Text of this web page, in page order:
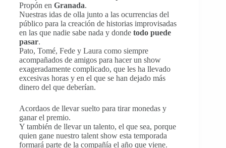
Propón en Granada.
Nuestras idas de olla junto a las ocurrencias del
público para la creación de historias improvisadas
en las que nadie sabe nada y donde todo puede
pasar.
Pato, Tomé, Fede y Laura como siempre
acompañados de amigos para hacer un show
exageradamente complicado, que les ha llevado
excesivas horas y en el que se han dejado más
dinero del que deberían.
Acordaos de llevar suelto para tirar monedas y
ganar el premio.
Y también de llevar un talento, el que sea, porque
quien gane nuestro talent show esta temporada
formará parte de la compañía el año que viene.